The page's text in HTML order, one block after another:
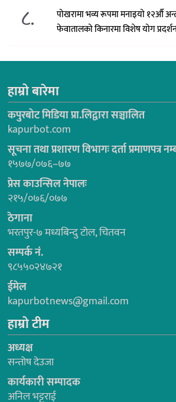
८.
पोखरामा भव्य रूपमा मनाइयो १२औँ
फेवातालको किनारमा विशेष योग
हाम्रो बारेमा
कपुरबोट मिडिया प्रा.लिद्वारा सञ्चालित
kapurbot.com
सूचना तथा प्रशारण विभागः दर्ता प्रमाणपत्र
१५७७/०७६–७७
प्रेस काउन्सिल नेपालः
२१५/०७६/०७७
ठेगाना
भरतपुर-७ मध्यबिन्दु टोल, चितवन
सम्पर्क नं.
९८५५०२४७२१
ईमेल
kapurbotnews@gmail.com
हाम्रो टीम
अध्यक्ष
सन्तोष देउजा
कार्यकारी सम्पादक
अनिल भट्टराई